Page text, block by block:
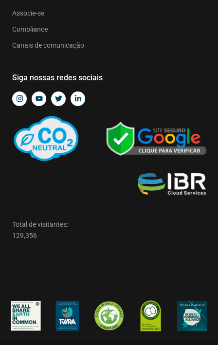
Associe-se
Compliance
Canais de comunicação
Siga nossas redes sociais
Total de visitantes:
129,356